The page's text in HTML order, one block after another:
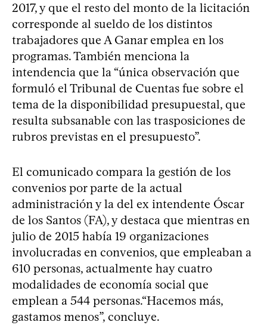
2017, y que el resto del monto de la licitación
corresponde al sueldo de los distintos
trabajadores que A Ganar emplea en los
programas. También menciona la
intendencia que la “única observación que
formuló el Tribunal de Cuentas fue sobre el
tema de la disponibilidad presupuestal, que
resulta subsanable con las trasposiciones de
rubros previstas en el presupuesto”.
El comunicado compara la gestión de los
convenios por parte de la actual
administración y la del ex intendente Óscar
de los Santos (FA), y destaca que mientras en
julio de 2015 había 19 organizaciones
involucradas en convenios, que empleaban a
610 personas, actualmente hay cuatro
modalidades de economía social que
emplean a 544 personas.“Hacemos más,
gastamos menos”, concluye.